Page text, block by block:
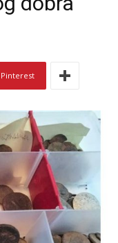
Pinterest